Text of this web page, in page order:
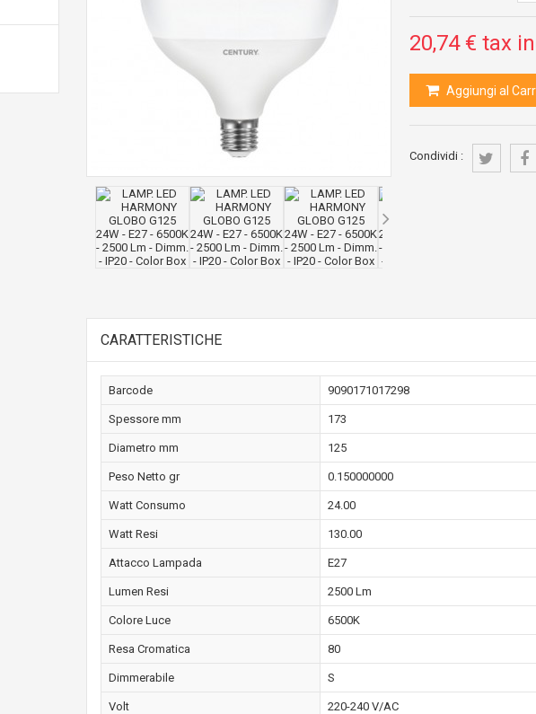
20,74 € tax
Aggiungi al
Condividi :
CARATTERISTICHE
Barcode 9090171017298
Spessore mm 173
Diametro mm 125
Peso Netto gr 0.150000000
Watt Consumo 24.00
Watt Resi 130.00
Attacco Lampada E27
Lumen Resi 2500 Lm
Colore Luce 6500K
Resa Cromatica 80
Dimmerabile S
Volt 220-240 V/AC